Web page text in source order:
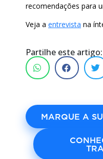
recomendações para
Veja a entrevista na
Partilhe este artigo:
MARQUE A